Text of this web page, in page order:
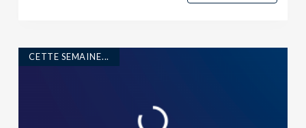
CETTE SEMAINE...